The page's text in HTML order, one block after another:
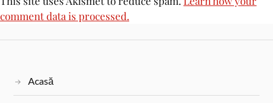
comment data is processed.
Acasă